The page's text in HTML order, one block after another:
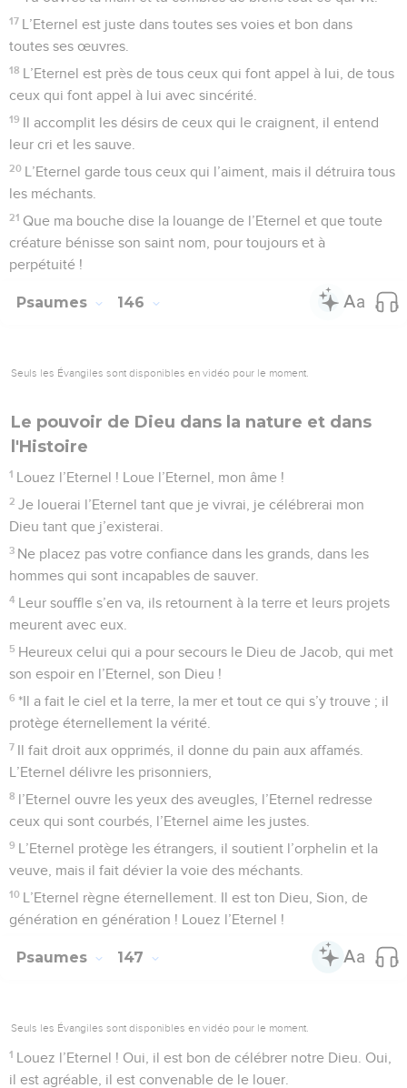
17 L’Eternel est juste dans toutes ses voies et bon dans
toutes ses œuvres.
18 L’Eternel est près de tous ceux qui font appel à lui, de tous
ceux qui font appel à lui avec sincérité.
19 Il accomplit les désirs de ceux qui le craignent, il entend
leur cri et les sauve.
20 L’Eternel garde tous ceux qui l’aiment, mais il détruira tous
les méchants.
21 Que ma bouche dise la louange de l’Eternel et que toute
créature bénisse son saint nom, pour toujours et à
perpétuité !
Psaumes 146
Seuls les Évangiles sont disponibles en vidéo pour le moment.
Le pouvoir de Dieu dans la nature et dans
l'Histoire
1 Louez l’Eternel ! Loue l’Eternel, mon âme !
2 Je louerai l’Eternel tant que je vivrai, je célébrerai mon
Dieu tant que j’existerai.
3 Ne placez pas votre confiance dans les grands, dans les
hommes qui sont incapables de sauver.
4 Leur souffle s’en va, ils retournent à la terre et leurs projets
meurent avec eux.
5 Heureux celui qui a pour secours le Dieu de Jacob, qui met
son espoir en l’Eternel, son Dieu !
6 *Il a fait le ciel et la terre, la mer et tout ce qui s’y trouve ; il
protège éternellement la vérité.
7 Il fait droit aux opprimés, il donne du pain aux affamés.
L’Eternel délivre les prisonniers,
8 l’Eternel ouvre les yeux des aveugles, l’Eternel redresse
ceux qui sont courbés, l’Eternel aime les justes.
9 L’Eternel protège les étrangers, il soutient l’orphelin et la
veuve, mais il fait dévier la voie des méchants.
10 L’Eternel règne éternellement. Il est ton Dieu, Sion, de
génération en génération ! Louez l’Eternel !
Psaumes 147
Seuls les Évangiles sont disponibles en vidéo pour le moment.
1 Louez l’Eternel ! Oui, il est bon de célébrer notre Dieu. Oui,
il est agréable, il est convenable de le louer.